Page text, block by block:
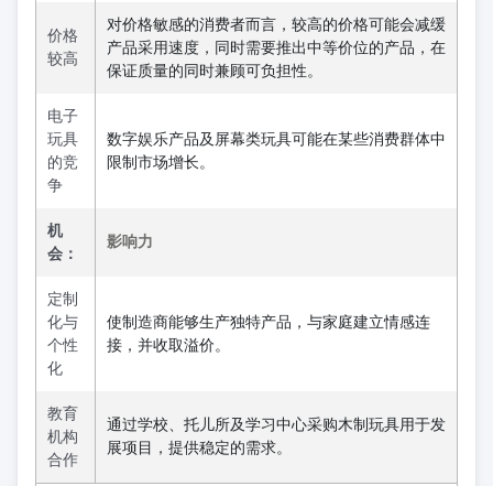
价格
较高
对价格敏感的消费者而言，较高的价格可能会减缓
产品采用速度，同时需要推出中等价位的产品，在
保证质量的同时兼顾可负担性。
电子
玩具
的竞
争
数字娱乐产品及屏幕类玩具可能在某些消费群体中
限制市场增长。
机
会：
影响力
定制
化与
个性
化
使制造商能够生产独特产品，与家庭建立情感连
接，并收取溢价。
教育
机构
合作
通过学校、托儿所及学习中心采购木制玩具用于发
展项目，提供稳定的需求。